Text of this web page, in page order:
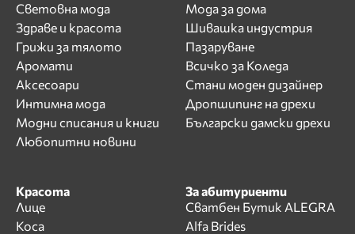
Световна мода
Здраве и красота
Грижи за тялото
Аромати
Аксесоари
Интимна мода
Модни списания и книги
Любопитни новини
Мода за дома
Шивашка индустрия
Пазаруване
Всичко за Коледа
Стани моден дизайнер
Дропшипинг на дрехи
Български дамски дрехи
Красота
Лице
Коса
За абитуриенти
Сватбен Бутик ALEGRA
Alfa Brides